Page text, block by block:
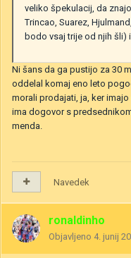
veliko špekulacij, da
Trincao, Suarez,
bodo vsaj trije od njih šli)
Ni šans da ga pustijo za 30
oddelal komaj eno leto
morali prodajati, ja, ker
ima dogovor s
menda.
Navedek
ronaldinho
Objavljeno 4. junij